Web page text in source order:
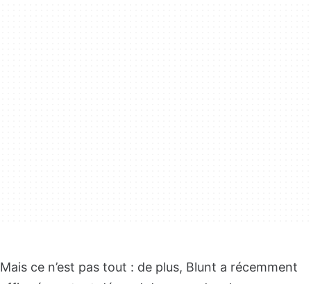
Mais ce n’est pas tout : de plus, Blunt a récemment